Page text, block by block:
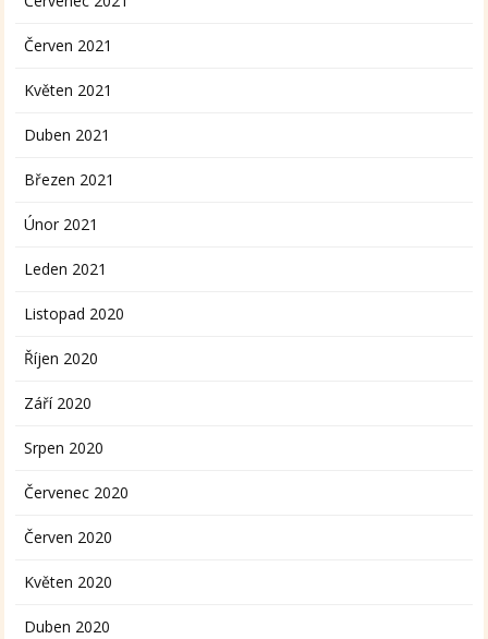
Červen 2021
Květen 2021
Duben 2021
Březen 2021
Únor 2021
Leden 2021
Listopad 2020
Říjen 2020
Září 2020
Srpen 2020
Červenec 2020
Červen 2020
Květen 2020
Duben 2020